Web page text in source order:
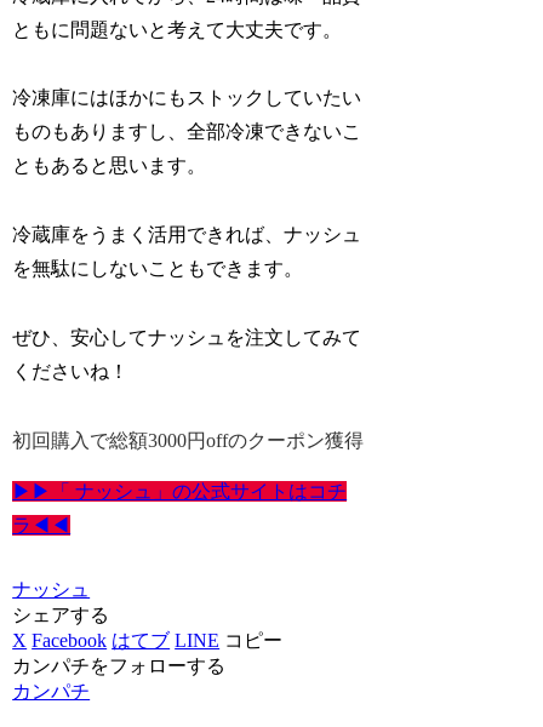
ともに問題ないと考えて大丈夫です。
冷凍庫にはほかにもストックしていたい
ものもありますし、全部冷凍できないこ
ともあると思います。
冷蔵庫をうまく活用できれば、ナッシュ
を無駄にしないこともできます。
ぜひ、安心してナッシュを注文してみて
くださいね！
初回購入で総額3000円offのクーポン獲得
▶▶「 ナッシュ」の公式サイトはコチ
ラ◀◀
ナッシュ
シェアする
X Facebook はてブ LINE コピー
カンパチをフォローする
カンパチ